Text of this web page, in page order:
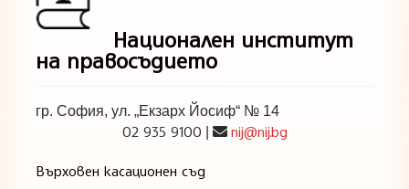
Национален институт
на правосъдието
гр. София, ул. „Екзарх Йосиф“ № 14
02 935 9100 nij@nij.bg
Върховен касационен съд